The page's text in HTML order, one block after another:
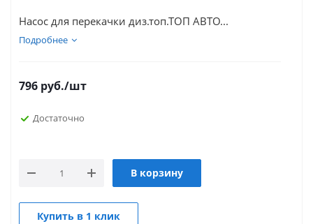
Насос для перекачки диз.топ.ТОП АВТО...
Подробнее
796 руб./шт
Достаточно
В корзину
Купить в 1 клик